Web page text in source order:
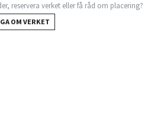
reservera verket eller få råd om placering?
OM VERKET